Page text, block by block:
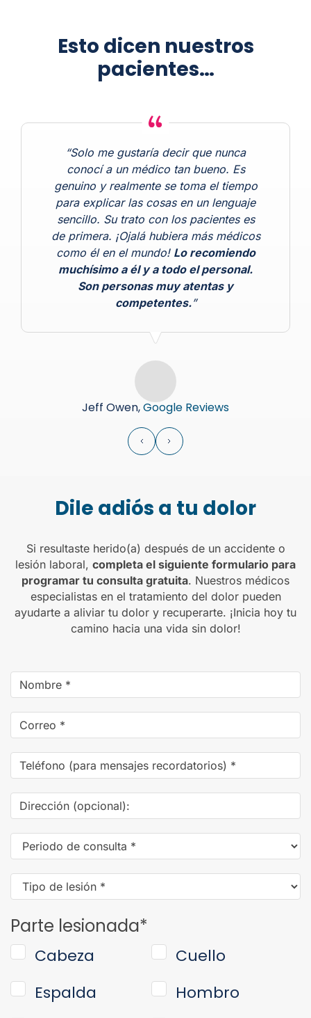
Esto dicen nuestros
pacientes…
“Solo me gustaría decir que nunca
conocí a un médico tan bueno. Es
genuino y realmente se toma el tiempo
para explicar las cosas en un lenguaje
sencillo. Su trato con los pacientes es
de primera. ¡Ojalá hubiera más médicos
como él en el mundo! Lo recomiendo
muchísimo a él y a todo el personal.
Son personas muy atentas y
competentes.”
Jeff Owen,Google Reviews
Dile adiós a tu dolor
Si resultaste herido(a) después de un accidente o
lesión laboral, completa el siguiente formulario para
programar tu consulta gratuita. Nuestros médicos
especialistas en el tratamiento del dolor pueden
ayudarte a aliviar tu dolor y recuperarte. ¡Inicia hoy tu
camino hacia una vida sin dolor!
Name*
Email
Address*
Phone
Number
(for
text
reminders)*
Dirección
(opcional):
Consultation
Time*
Injury
Type*
Parte lesionada*
Cabeza
Cuello
Espalda
Hombro